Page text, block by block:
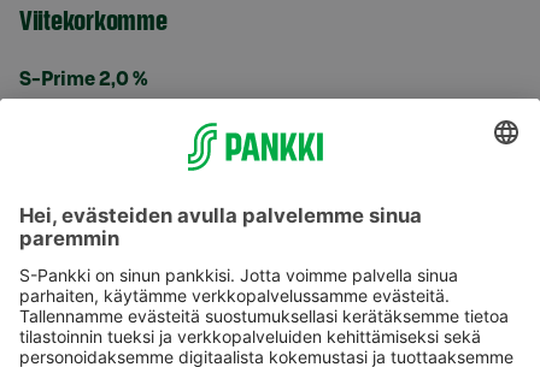
Viitekorkomme
S-Prime 2,0 %
Käyttöehdot